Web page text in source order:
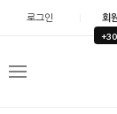
로그인 회
메